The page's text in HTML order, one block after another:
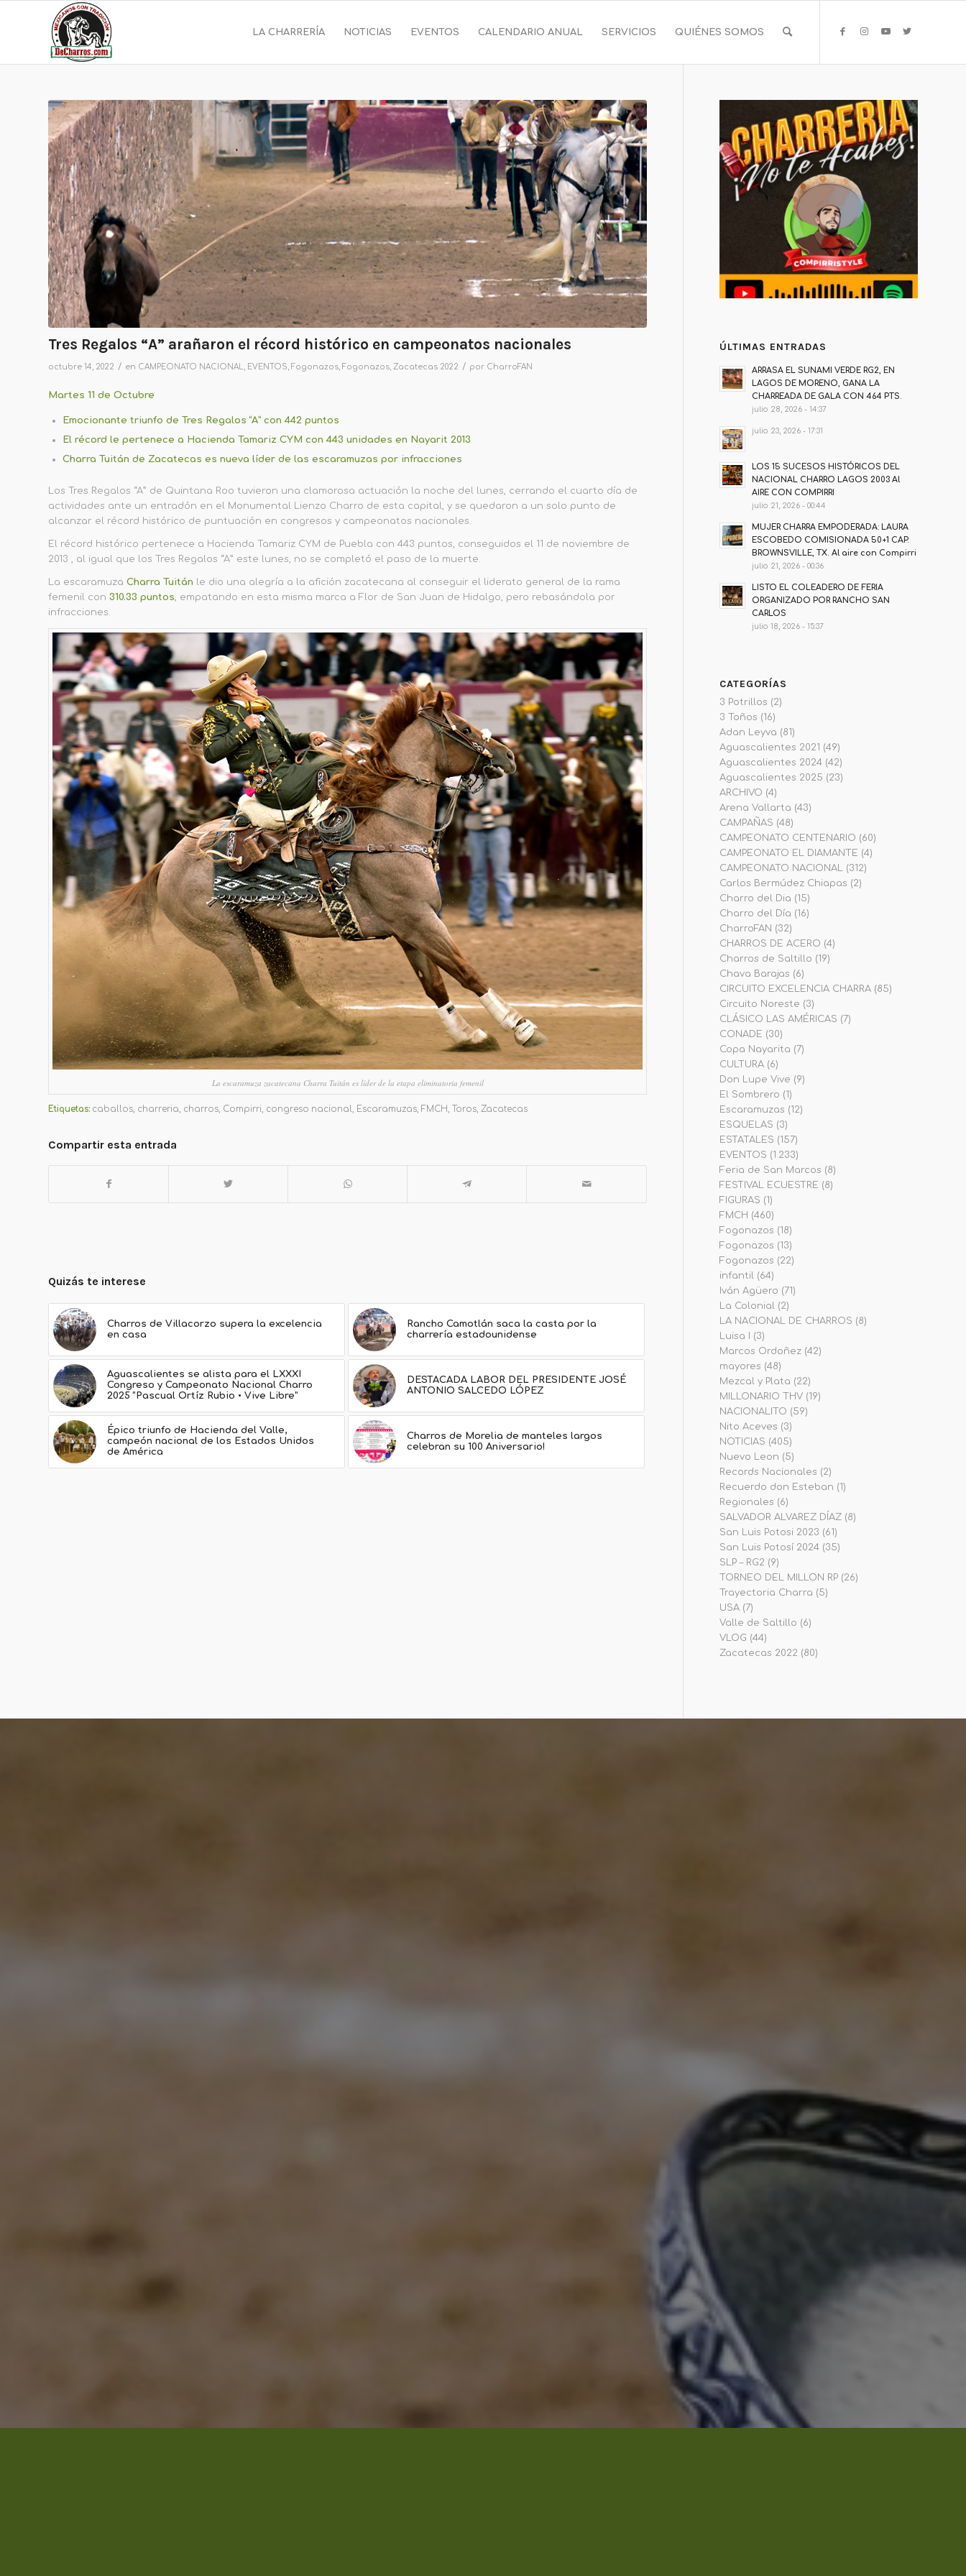
LA CHARRERÍA NOTICIAS EVENTOS CALENDARIO ANUAL SERVICIOS QUIÉNES SOMOS
Tres Regalos “A” arañaron el récord histórico en campeonatos nacionales
octubre 14, 2022 / en CAMPEONATO NACIONAL EVENTOS Fogonazos Fogonazos Zacatecas 2022 / por CharroFAN
Martes 11 de Octubre
Emocionante triunfo de Tres Regalos “A” con 442 puntos
El récord le pertenece a Hacienda Tamariz CYM con 443 unidades en Nayarit 2013
Charra Tuitán de Zacatecas es nueva líder de las escaramuzas por infracciones
Los Tres Regalos “A” de Quintana Roo tuvieron una clamorosa actuación la noche del lunes, cerrando el cuarto día de
actividades ante un entradón en el Monumental Lienzo Charro de esta capital, y se quedaron a un solo punto de
alcanzar el récord histórico de puntuación en congresos y campeonatos nacionales.
El récord histórico pertenece a Hacienda Tamariz CYM de Puebla con 443 puntos, conseguidos el 11 de noviembre de
2013 , al igual que los Tres Regalos “A” este lunes, no se completó el paso de la muerte.
La escaramuza Charra Tuitán le dio una alegría a la afición zacatecana al conseguir el liderato general de la rama
femenil con 310.33 puntos , empatando en esta misma marca a Flor de San Juan de Hidalgo, pero rebasándola por
infracciones.
La escaramuza zacatecana Charra Tuitán es líder de la etapa eliminatoria femenil
Etiquetas: caballos, charreria, charros, Compirri, congreso nacional, Escaramuzas, FMCH, Toros, Zacatecas
Compartir esta entrada
Quizás te interese
Charros de Villacorzo supera la excelencia
en casa
Rancho Camotlán saca la casta por la
charrería estadounidense
Aguascalientes se alista para el LXXXI
Congreso y Campeonato Nacional Charro
2025 “Pascual Ortíz Rubio • Vive Libre”
DESTACADA LABOR DEL PRESIDENTE JOSÉ
ANTONIO SALCEDO LÓPEZ
Épico triunfo de Hacienda del Valle,
campeón nacional de los Estados Unidos
de América
Charros de Morelia de manteles largos
celebran su 100 Aniversario!
ÚLTIMAS ENTRADAS
ARRASA EL SUNAMI VERDE RG2, EN
LAGOS DE MORENO, GANA LA
CHARREADA DE GALA CON 464 PTS.
julio 28, 2026 - 14:37
julio 23, 2026 - 17:31
LOS 15 SUCESOS HISTÓRICOS DEL
NACIONAL CHARRO LAGOS 2003 Al
AIRE CON COMPIRRI
julio 21, 2026 - 00:44
MUJER CHARRA EMPODERADA: LAURA
ESCOBEDO COMISIONADA 50+1 CAP.
BROWNSVILLE, TX. Al aire con Compirri
julio 21, 2026 - 00:36
LISTO EL COLEADERO DE FERIA
ORGANIZADO POR RANCHO SAN
CARLOS
julio 18, 2026 - 15:37
CATEGORÍAS
3 Potrillos (2)
3 Toños (16)
Adan Leyva (81)
Aguascalientes 2021 (49)
Aguascalientes 2024 (42)
Aguascalientes 2025 (23)
ARCHIVO (4)
Arena Vallarta (43)
CAMPAÑAS (48)
CAMPEONATO CENTENARIO (60)
CAMPEONATO EL DIAMANTE (4)
CAMPEONATO NACIONAL
(312)
Carlos Bermúdez Chiapas (2)
Charro del Dia (15)
Charro del Día (16)
CharroFAN (32)
CHARROS DE ACERO (4)
Charros de Saltillo (19)
Chava Barajas (6)
CIRCUITO EXCELENCIA CHARRA (85)
Circuito Noreste (3)
CLÁSICO LAS AMÉRICAS (7)
CONADE (30)
Copa Nayarita (7)
CULTURA (6)
Don Lupe Vive (9)
El Sombrero (1)
Escaramuzas (12)
ESQUELAS (3)
ESTATALES (157)
EVENTOS (1.233)
Feria de San Marcos (8)
FESTIVAL ECUESTRE (8)
FIGURAS (1)
FMCH (460)
Fogonazos (18)
Fogonazos (13)
Fogonazos (22)
infantil
(64)
Iván Agüero (71)
La Colonial
(2)
LA NACIONAL DE CHARROS (8)
Luisa I
(3)
Marcos Ordoñez (42)
mayores (48)
Mezcal y Plata (22)
MILLONARIO THV (19)
NACIONALITO (59)
Nito Aceves (3)
NOTICIAS (405)
Nuevo Leon (5)
Records Nacionales (2)
Recuerdo don Esteban (1)
Regionales (6)
SALVADOR ALVAREZ DÍAZ (8)
San Luis Potosi 2023 (61)
San Luis Potosí 2024 (35)
SLP – RG2 (9)
TORNEO DEL MILLON RP (26)
Trayectoria Charra (5)
USA (7)
Valle de Saltillo (6)
VLOG (44)
Zacatecas 2022 (80)